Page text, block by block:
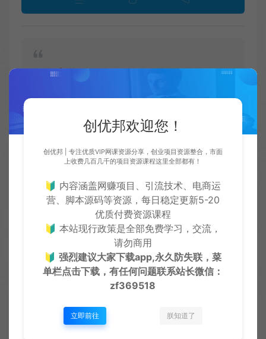
免责说明：
友情提示：
①下方任意一种方式进入，搜索关键
②如果一号商城没有，就在2号商城
获取方式：
1、在网站顶部卡密商场获取，包含了
对应的教程及卡密
创优邦欢迎您！
创优邦 | 专注优质VIP网课资源分享，创业项目资源整合，市面
上收费几百几千的项目资源课程这里全部都有！
🔰 内容涵盖网赚项目、引流技术、电商运
营、脚本源码等资源，每日稳定更新5-20
优质付费资源课程
🔰 本站现行政策是全部免费学习，交流，
请勿商用
🔰强烈建议大家下载app,永久防失联，菜
单栏点击下载，有任何问题联系站长微信：
zf369518
立即前往 朕知道了